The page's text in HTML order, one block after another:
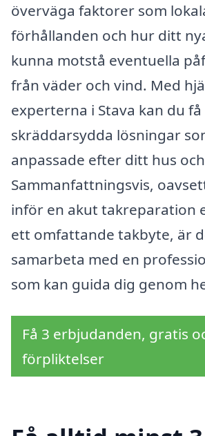
överväga faktorer som
förhållanden och hur ditt
kunna motstå eventuella
från väder och vind. Med
experterna i Stava kan du få
skräddarsydda lösningar
anpassade efter ditt hus
Sammanfattningsvis,
inför en akut takreparation
ett omfattande takbyte, är
samarbeta med en
som kan guida dig genom
Få 3 erbjudanden, gratis
förpliktelser